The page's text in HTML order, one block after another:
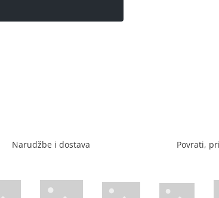
Narudžbe i dostava Povrati,
web stranica
stranica Diners web stranicaTrustwave certificirano
Mastercard